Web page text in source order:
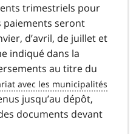
trimestriels pour
paiements seront
d’avril, de juillet et
indiqué dans la
au titre du
jusqu’au dépôt,
documents devant